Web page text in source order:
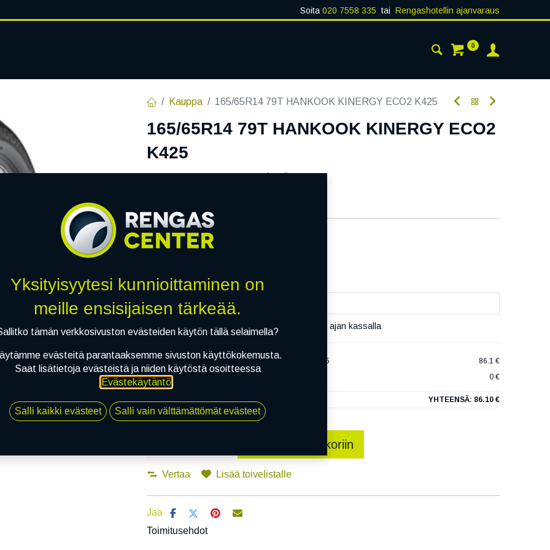
Soita 020 7558 335 tai Rengashotellin ajanvaraus
0
Kauppa 165/65R14 79T HANKOOK KINERGY ECO2 K425
165/65R14 79T HANKOOK KINERGY ECO2
K425
EAN:8808563411378 Tuotekoodi:326860
Toimittajilla (ulkomaa):
Toimitusaika:
Asennuspalvelu
Mikäli valitset asennuksen, pääset varaamaan ajan kassalla
1X 165/65R14 79T HANKOOK KINERGY ECO2 K425
86.1 €
EI ASENNUSTA
0 €
YHTEENSÄ: 86.10 €
Lisää ostoskoriin
Vertaa Lisää toivelistalle
Jaa
Toimitusehdot
Yksityisyytesi kunnioittaminen on
meille ensisijaisen tärkeää.
tämän verkkosivuston evästeiden käytön tällä selaimella?
evästeitä parantaaksemme sivuston käyttökokemusta.
Saat lisätietoja evästeistä ja niiden käytöstä osoitteessa
Evästekäytäntö.
Salli kaikki evästeet Salli vain välttämättömät evästeet